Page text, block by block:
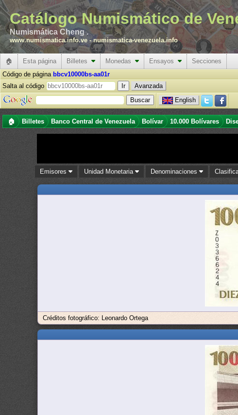
Catálogo Numismático de
Numismática Cheng .
www.numismatica.info.ve -numismatica-venezuela.info
🏠 Esta página Billetes Monedas Ensayos
Secciones
Código de página bbcv10000bs-aa01r
Salta al código
Avanzada
English
🏠 Billetes Banco Central de Venezuela Bolívar 10.000 Bolívares
Emisores Unidad Monetaria Denominaciones
Créditos fotográfico: Leonardo Ortega